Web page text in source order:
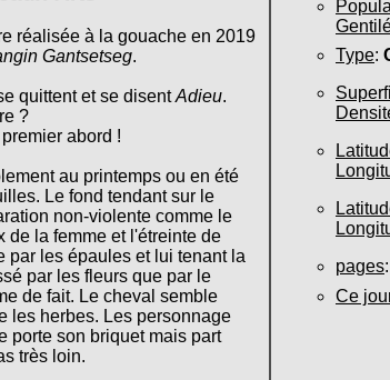
réalisée à la gouache en 2019
Gantsetseg.
quittent et se disentAdieu.
?
abord !
au printemps ou en été
Le fond tendant sur le
non-violente comme le
de la femme et l'étreinte de
par les épaules et lui tenant la
par les fleurs que par le
de fait. Le cheval semble
les herbes. Les personnage
porte son briquet mais part
très loin.
Type:
pages:
Ce